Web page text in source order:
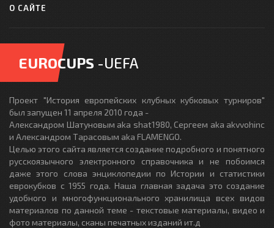
О САЙТЕ
EUROCUPS -UEFA
Проект "История европейских клубных кубковых турниров"
был запущен 11 апреля 2010 года -
Александром Шатуновым aka shat1980, Сергеем aka akvvohinc
и Александром Тарасовым aka FLAMENGO.
Целью этого сайта является создание подробного и понятного
русскоязычного электронного справочника и не побоимся
даже этого слова энциклопедии по Истории и статистики
еврокубков с 1955 года. Наша главная задача это создание
удобного и многофункционального хранилища всех видов
материалов по данной теме - текстовые материалы, видео и
фото материалы, сканы печатных изданий ит.д